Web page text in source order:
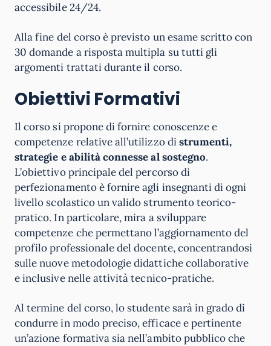
accessibile 24/24.
Alla fine del corso è previsto un esame scritto con
30 domande a risposta multipla su tutti gli
argomenti trattati durante il corso.
Obiettivi Formativi
Il corso si propone di fornire conoscenze e
competenze relative all’utilizzo distrumenti,
strategie e abilità connesse al sostegno.
L’obiettivo principale del percorso di
perfezionamento è fornire agli insegnanti di ogni
livello scolastico un valido strumento teorico-
pratico. In particolare, mira a sviluppare
competenze che permettano l’aggiornamento del
profilo professionale del docente, concentrandosi
sulle nuove metodologie didattiche collaborative
e inclusive nelle attività tecnico-pratiche.
Al termine del corso, lo studente sarà in grado di
condurre in modo preciso, efficace e pertinente
un’azione formativa sia nell’ambito pubblico che